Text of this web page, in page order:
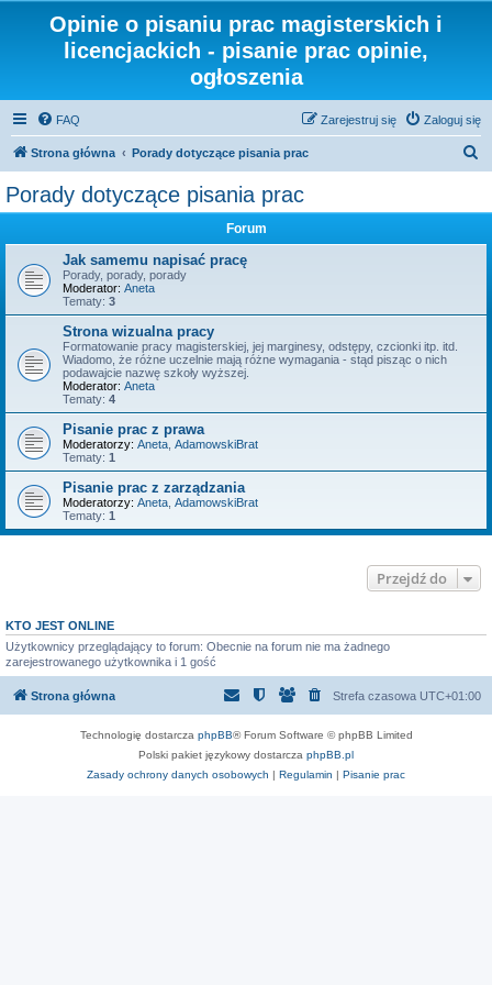
Opinie o pisaniu prac magisterskich i
licencjackich - pisanie prac opinie,
ogłoszenia
FAQ Zaloguj się
Zarejestruj się
Strona główna Porady dotyczące pisania prac
Porady dotyczące pisania prac
Forum
Jak samemu napisać pracę
Porady, porady, porady
Moderator: Aneta
Tematy: 3
Strona wizualna pracy
Formatowanie pracy magisterskiej, jej marginesy, odstępy, czcionki itp. itd.
Wiadomo, że różne uczelnie mają różne wymagania - stąd pisząc o nich
podawajcie nazwę szkoły wyższej.
Moderator: Aneta
Tematy: 4
Pisanie prac z prawa
Moderatorzy: Aneta AdamowskiBrat
Tematy: 1
Pisanie prac z zarządzania
Moderatorzy: Aneta AdamowskiBrat
Tematy: 1
Przejdź do
KTO JEST ONLINE
Użytkownicy przeglądający to forum: Obecnie na forum nie ma żadnego
zarejestrowanego użytkownika i 1 gość
Strona główna Strefa czasowa UTC+01:00
Technologię dostarcza phpBB® Forum Software © phpBB Limited
Polski pakiet językowy dostarcza phpBB.pl
Zasady ochrony danych osobowych | Regulamin | Pisanie prac